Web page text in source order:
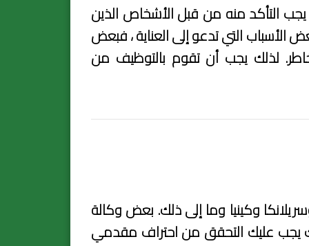
التأكد منه من قبل الأشخاص الذين
التي تدعو إلى العناية ، فبعض
لذلك يجب أن تقوم بالتوظيف من
وكينيا وما إلى ذلك. بعض وكالة
يجب عليك التحقق من احتراف مقدمي